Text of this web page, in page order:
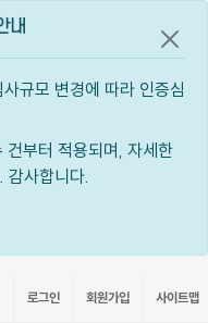
내
규모 변경에 따라 인증심
부터 적용되며, 자세한
감사합니다.
공지
로그인 회원가입 사이트맵